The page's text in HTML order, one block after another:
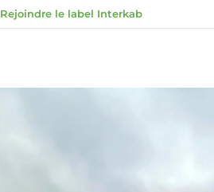
Rejoindre le label Interkab